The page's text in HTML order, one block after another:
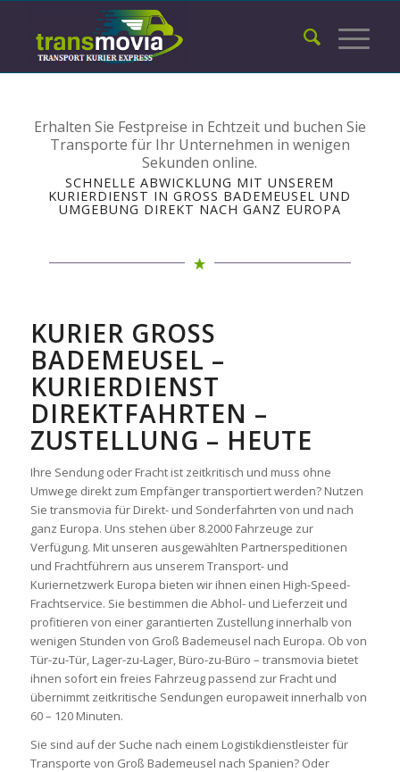
Erhalten Sie Festpreise in Echtzeit und buchen Sie
Transporte für Ihr Unternehmen in wenigen
Sekunden online.
SCHNELLE ABWICKLUNG MIT UNSEREM
KURIERDIENST IN GROSS BADEMEUSEL UND U
MGEBUNG DIREKT NACH GANZ EUROPA
KURIER GROSS B
ADEMEUSEL – K
URIERDIENST D
IREKTFAHRTEN – Z
USTELLUNG – HEUTE
Ihre Sendung oder Fracht ist zeitkritisch und muss ohne
Umwege direkt zum Empfänger transportiert werden? Nutzen
Sie transmovia für Direkt- und Sonderfahrten von und nach
ganz Europa. Uns stehen über 8.2000 Fahrzeuge zur
Verfügung. Mit unseren ausgewählten Partnerspeditionen
und Frachtführern aus unserem Transport- und
Kuriernetzwerk Europa bieten wir ihnen einen High-Speed-
Frachtservice. Sie bestimmen die Abhol- und Lieferzeit und
profitieren von einer garantierten Zustellung innerhalb von
wenigen Stunden von Groß Bademeusel nach Europa. Ob von
Tür-zu-Tür, Lager-zu-Lager, Büro-zu-Büro – transmovia bietet
ihnen sofort ein freies Fahrzeug passend zur Fracht und
übernimmt zeitkritische Sendungen europaweit innerhalb von
60 – 120 Minuten.
Sie sind auf der Suche nach einem Logistikdienstleister für
Transporte von Groß Bademeusel nach Spanien? Oder